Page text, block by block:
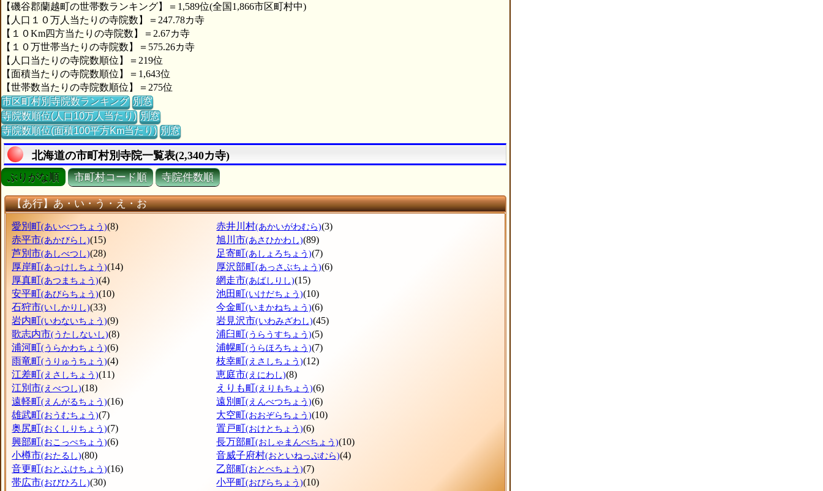
【磯谷郡蘭越町の世帯数ランキング】＝1,589位(全国1,866市区町村中)
【人口１０万人当たりの寺院数】＝247.78カ寺
【１０Km四方当たりの寺院数】＝2.67カ寺
【１０万世帯当たりの寺院数】＝575.26カ寺
【人口当たりの寺院数順位】＝219位
【面積当たりの寺院数順位】＝1,643位
【世帯数当たりの寺院数順位】＝275位
市区町村別寺院数ランキング 別窓
寺院数順位(人口10万人当たり) 別窓
寺院数順位(面積100平方Km当たり) 別窓
北海道の市町村別寺院一覧表(2,340カ寺)
ぶりがな順 市町村コード順 寺院件数順
【あ行】あ・い・う・え・お
愛別町(あいべつちょう)(8) 赤井川村(あかいがわむら)(3)
赤平市(あかびらし)(15) 旭川市(あさひかわし)(89)
芦別市(あしべつし)(28) 足寄町(あしょろちょう)(7)
厚岸町(あっけしちょう)(14) 厚沢部町(あっさぶちょう)(6)
厚真町(あつまちょう)(4) 網走市(あばしりし)(15)
安平町(あびらちょう)(10) 池田町(いけだちょう)(10)
石狩市(いしかりし)(33) 今金町(いまかねちょう)(6)
岩内町(いわないちょう)(9) 岩見沢市(いわみざわし)(45)
歌志内市(うたしないし)(8) 浦臼町(うらうすちょう)(5)
浦河町(うらかわちょう)(6) 浦幌町(うらほろちょう)(7)
雨竜町(うりゅうちょう)(4) 枝幸町(えさしちょう)(12)
江差町(えさしちょう)(11) 恵庭市(えにわし)(8)
江別市(えべつし)(18) えりも町(えりもちょう)(6)
遠軽町(えんがるちょう)(16) 遠別町(えんべつちょう)(6)
雄武町(おうむちょう)(7) 大空町(おおぞらちょう)(10)
奥尻町(おくしりちょう)(7) 置戸町(おけとちょう)(6)
興部町(おこっぺちょう)(6) 長万部町(おしゃまんべちょう)(10)
小樽市(おたるし)(80) 音威子府村(おといねっぷむら)(4)
音更町(おとふけちょう)(16) 乙部町(おとべちょう)(7)
帯広市(おびひろし)(30) 小平町(おびらちょう)(10)